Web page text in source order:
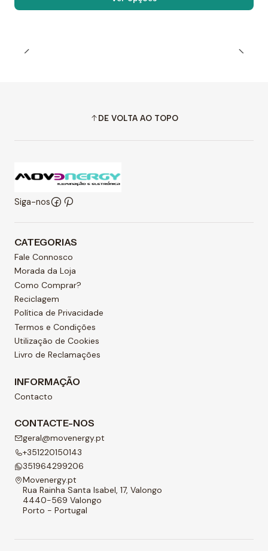
DE VOLTA AO TOPO
Siga-nos
CATEGORIAS
Fale Connosco
Morada da Loja
Como Comprar?
Reciclagem
Política de Privacidade
Termos e Condições
Utilização de Cookies
Livro de Reclamações
INFORMAÇÃO
Contacto
CONTACTE-NOS
geral@movenergy.pt
+351220150143
351964299206
Movenergy.pt
Rua Rainha Santa Isabel, 17, Valongo
4440-569 Valongo
Porto - Portugal